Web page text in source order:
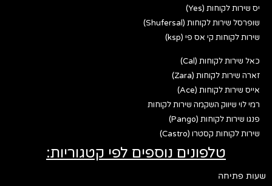
יס שירות לקוחות (Yes)
שופרסל שירות לקוחות (Shufersal)
שירות לקוחות קי אס פי (ksp)
כאל שירות לקוחות (Cal)
זארה שירות לקוחות (Zara)
אייס שירות לקוחות (Ace)
רמי לוי שיווק השקמה שירות לקוחות
פנגו שירות לקוחות (Pango)
שירות לקוחות קסטרו (Castro)
טלפונים נוספים לפי קטגוריות:
שעות פתיחה